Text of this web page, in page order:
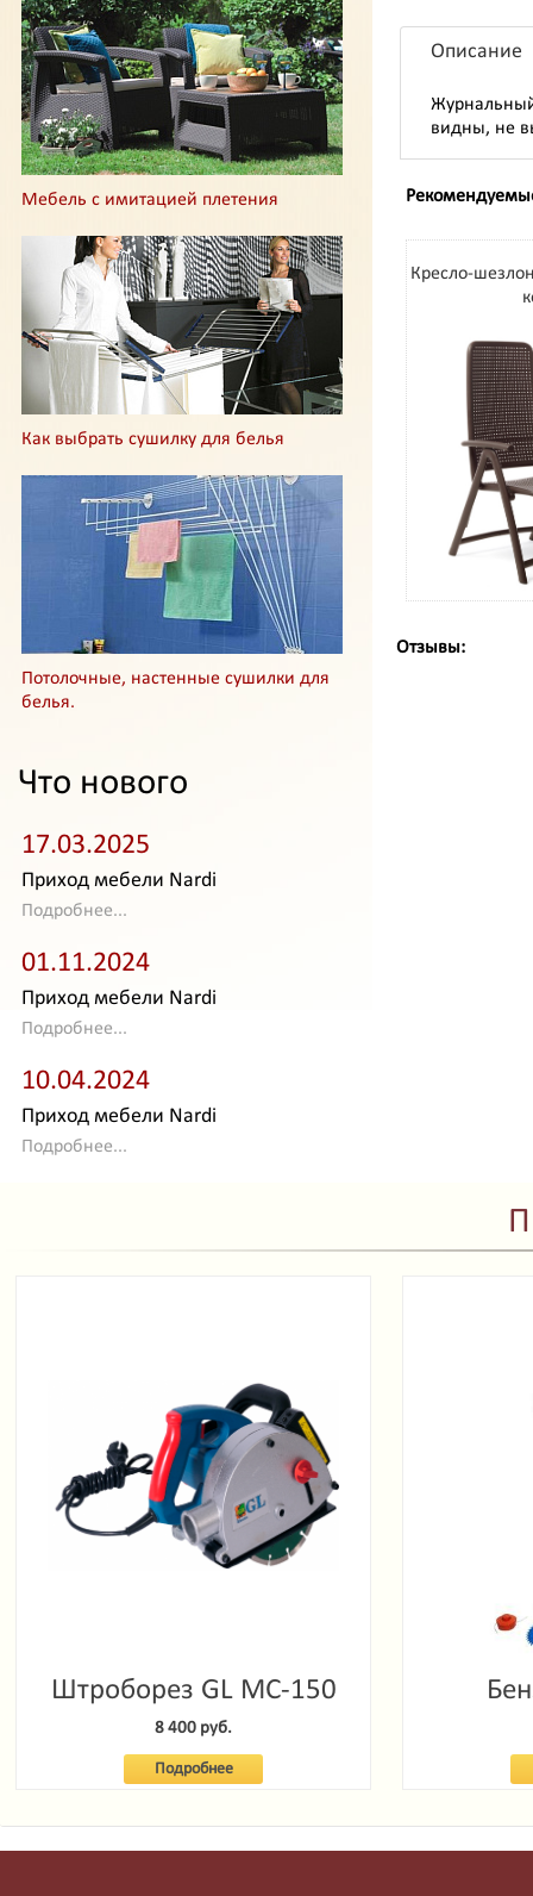
Мебель с имитацией плетения
Как выбрать сушилку для белья
Потолочные, настенные сушилки для
белья.
Что нового
17.03.2025
Приход мебели Nardi
Подробнее...
01.11.2024
Приход мебели Nardi
Подробнее...
10.04.2024
Приход мебели Nardi
Подробнее...
Описание
видны, не
Кресло-
Отзывы:
Штроборез GL MC-150
8 400 руб.
Подробнее